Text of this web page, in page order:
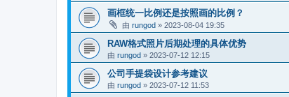
画框统一比例还是按照画的比例？
由 rungod » 2023-08-04 19:35
RAW格式照片后期处理的具体优势
由 rungod » 2023-07-12 12:15
公司手提袋设计参考建议
由 rungod » 2023-07-12 11:53